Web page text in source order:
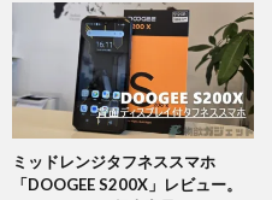
ミッドレンジタフネススマホ
「DOOGEE S200X」レビュー。